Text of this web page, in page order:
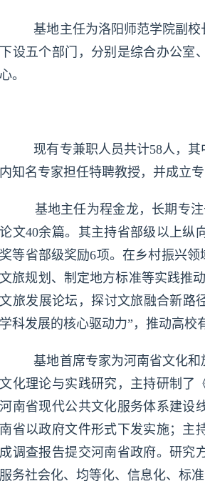
基地主任为洛阳师范学院副校
设五个部门，分别是综合办公室
。
现有专兼职人员共计58人，其
知名专家担任特聘教授，并成立专
基地主任为程金龙，长期专注
文40余篇。其主持省部级以上纵
等省部级奖励6项。在乡村振兴
旅规划、制定地方标准等实践推
旅发展论坛，探讨文旅融合新路
科发展的核心驱动力”，推动高校
基地首席专家为河南省文化和
化理论与实践研究，主持研制了
南省现代公共文化服务体系建设
省以政府文件形式下发实施；主
调查报告提交河南省政府。研究
务社会化、均等化、信息化、标